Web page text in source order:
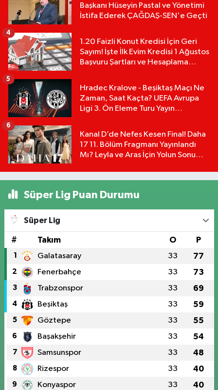
Başkanı Hüseyin Pastal ve Yönetimi
İstifa Ederek ÇAĞDAŞ-SEN'e Geçti
1.20 Faizli Konut Kredisi İçin Geri
Sayım! İşte İlk Evim Kredisi 1 Ağustos
Başvuru Şartları ve Hesaplama
4
Hradec Kralove - Beşiktaş Maçı Ne
Zaman, Saat Kaçta? UEFA Avrupa
Ligi 3. Ön Eleme Turu Yayın
5
Kanal D’de Nefes Kesen Final! Daha
17 11. Bölüm Fragmanı Yayınlandı
Mı? Leyla ve Aras İçin Yolun Sonu
6
Süper Lig Puan Durumu
Süper Lig
# Takım O P
1 Galatasaray 33 77
2 Fenerbahçe 33 73
3 Trabzonspor 33 69
4 Beşiktaş 33 59
5 Göztepe 33 55
6 Başakşehir 33 54
7 Samsunspor 33 48
8 Rizespor 33 40
9 Konyaspor 33 40